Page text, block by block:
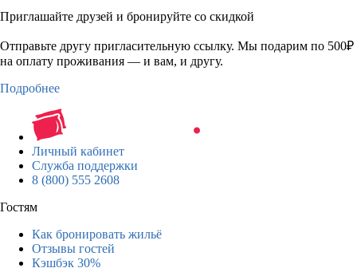
Приглашайте друзей и бронируйте со скидкой
Отправьте другу пригласительную ссылку. Мы подарим по 500₽
на оплату проживания — и вам, и другу.
Подробнее
Личный кабинет
Служба поддержки
8 (800) 555 2608
Гостям
Как бронировать жильё
Отзывы гостей
Кэшбэк 30%